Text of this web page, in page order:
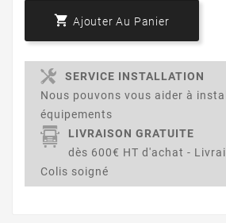
 Ajouter Au Panier
SERVICE INSTALLATION
Nous pouvons vous aider à
équipements
LIVRAISON GRATUITE
dès 600€ HT d'achat -
Colis soigné